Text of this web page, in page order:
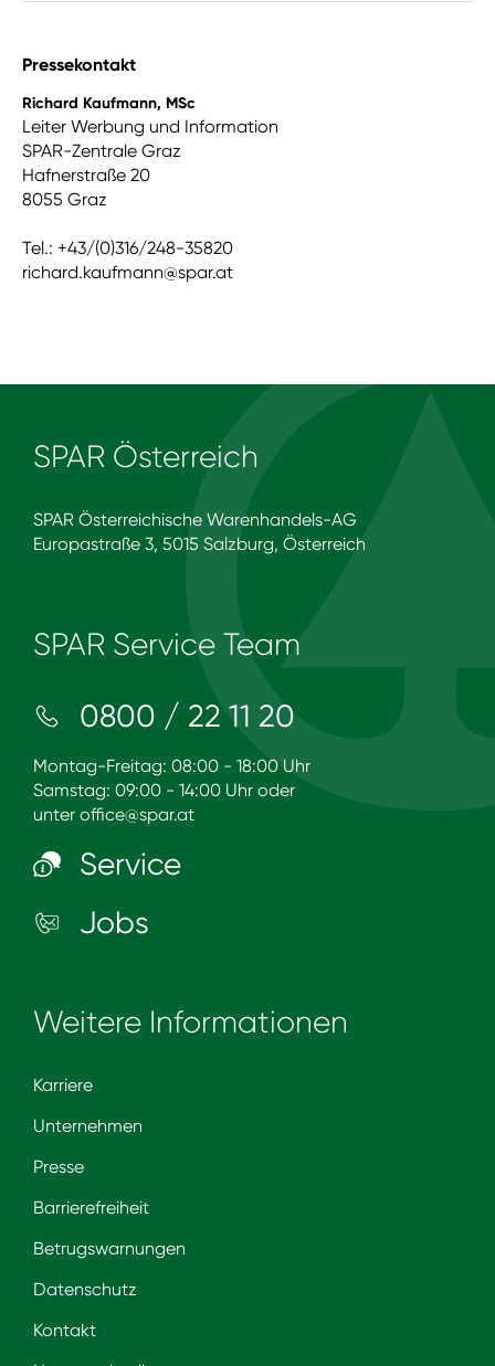
Pressekontakt
Richard Kaufmann, MSc
Leiter Werbung und Information
SPAR-Zentrale Graz
Hafnerstraße 20
8055 Graz
Tel.: +43/(0)316/248-35820
richard.kaufmann@spar.at
SPAR Österreich
SPAR Österreichische Warenhandels-AG
Europastraße 3, 5015 Salzburg, Österreich
SPAR Service Team
0800 / 22 11 20
Montag-Freitag: 08:00 - 18:00 Uhr
Samstag: 09:00 - 14:00 Uhr oder
unter office@spar.at
Service
Jobs
Weitere Informationen
Karriere
Unternehmen
Presse
Barrierefreiheit
Betrugswarnungen
Datenschutz
Kontakt